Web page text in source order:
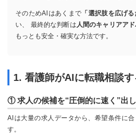
そのためAIはあくまで 「選択肢を広げ
い、 最終的な判断は 人間のキャリアア
もっとも安全・確実な方法です。
1. 看護師がAIに転職相談す
① 求人の候補を“圧倒的に速く”出
AIは大量の求人データから、希望条件に
す。